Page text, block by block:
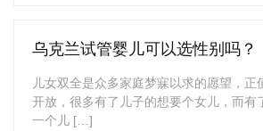
乌克兰试管婴儿可以选性别吗？
儿女双全是众多家庭梦寐以求的愿望，正
开放，很多有了儿子的想要个女儿，而有
一个儿 […]